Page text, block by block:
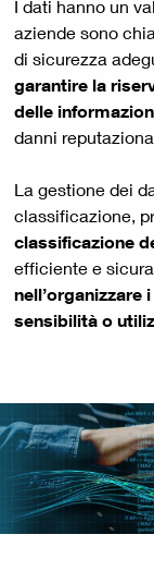
I dati hanno un
aziende sono
di sicurezza
garantire la
delle
danni
La gestione dei
classificazione,
classificazione
efficiente e
nell’organizzare
sensibilità o